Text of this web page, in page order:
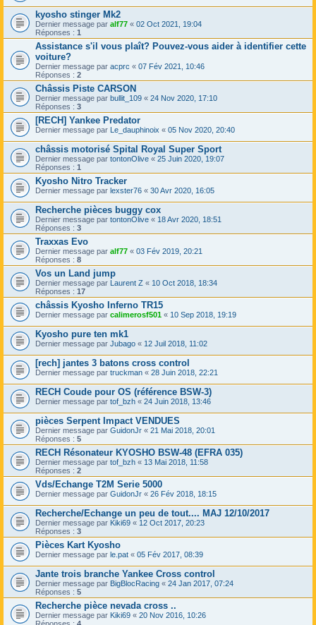
kyosho stinger Mk2
Dernier message par alf77 « 02 Oct 2021, 19:04
Réponses : 1
Assistance s'il vous plaît? Pouvez-vous aider à identifier cette
voiture?
Dernier message par acprc « 07 Fév 2021, 10:46
Réponses : 2
Châssis Piste CARSON
Dernier message par bullit_109 « 24 Nov 2020, 17:10
Réponses : 3
[RECH] Yankee Predator
Dernier message par Le_dauphinoix « 05 Nov 2020, 20:40
châssis motorisé Spital Royal Super Sport
Dernier message par tontonOlive « 25 Juin 2020, 19:07
Réponses : 1
Kyosho Nitro Tracker
Dernier message par lexster76 « 30 Avr 2020, 16:05
Recherche pièces buggy cox
Dernier message par tontonOlive « 18 Avr 2020, 18:51
Réponses : 3
Traxxas Evo
Dernier message par alf77 « 03 Fév 2019, 20:21
Réponses : 8
Vos un Land jump
Dernier message par Laurent Z « 10 Oct 2018, 18:34
Réponses : 17
châssis Kyosho Inferno TR15
Dernier message par calimerosf501 « 10 Sep 2018, 19:19
Kyosho pure ten mk1
Dernier message par Jubago « 12 Juil 2018, 11:02
[rech] jantes 3 batons cross control
Dernier message par truckman « 28 Juin 2018, 22:21
RECH Coude pour OS (référence BSW-3)
Dernier message par tof_bzh « 24 Juin 2018, 13:46
pièces Serpent Impact VENDUES
Dernier message par GuidonJr « 21 Mai 2018, 20:01
Réponses : 5
RECH Résonateur KYOSHO BSW-48 (EFRA 035)
Dernier message par tof_bzh « 13 Mai 2018, 11:58
Réponses : 2
Vds/Echange T2M Serie 5000
Dernier message par GuidonJr « 26 Fév 2018, 18:15
Recherche/Echange un peu de tout.... MAJ 12/10/2017
Dernier message par Kiki69 « 12 Oct 2017, 20:23
Réponses : 3
Pièces Kart Kyosho
Dernier message par le.pat « 05 Fév 2017, 08:39
Jante trois branche Yankee Cross control
Dernier message par BigBlocRacing « 24 Jan 2017, 07:24
Réponses : 5
Recherche pièce nevada cross ..
Dernier message par Kiki69 « 20 Nov 2016, 10:26
Réponses : 4